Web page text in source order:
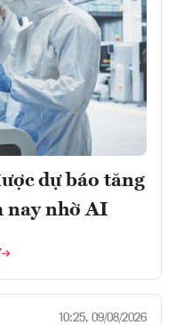
dự báo tăng
nay nhờ AI
10:25, 09/08/2026